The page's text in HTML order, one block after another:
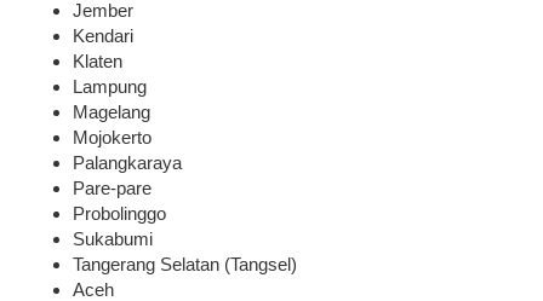
Jember
Kendari
Klaten
Lampung
Magelang
Mojokerto
Palangkaraya
Pare-pare
Probolinggo
Sukabumi
Tangerang Selatan (Tangsel)
Aceh